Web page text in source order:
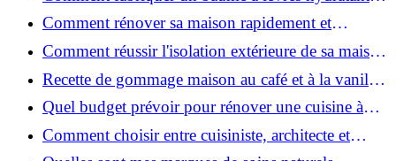
naturel au suif ?
Comment rénover sa maison rapidement et
efficacement ?
Comment réussir l'isolation extérieure de sa maison
pour une rénovation performante et durable ?
Recette de gommage maison au café et à la vanille
pour une peau douce
Quel budget prévoir pour rénover une cuisine à
Voiron en 2026 : coûts et aides locales ?
Comment choisir entre cuisiniste, architecte et
contractant général à Voiron ?